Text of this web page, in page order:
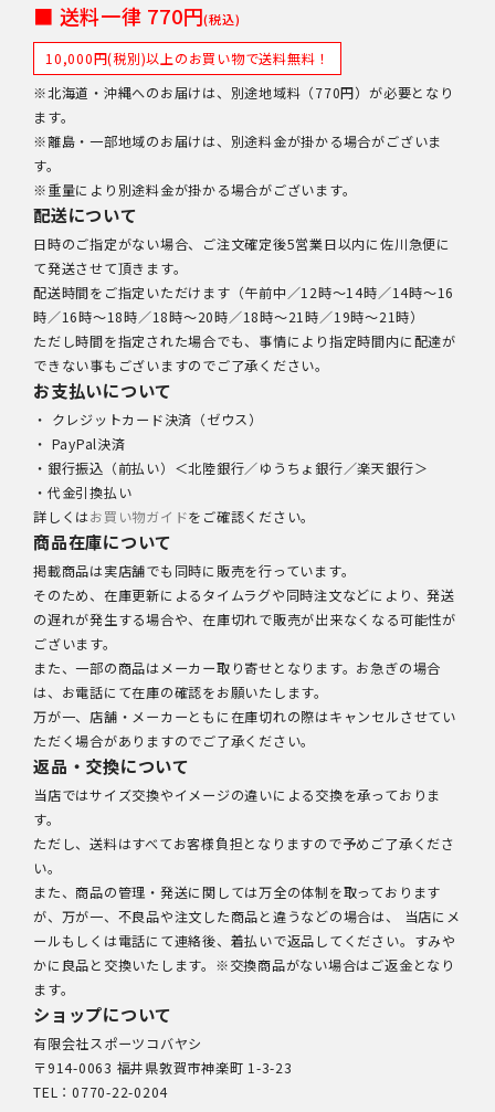
■ 送料一律 770円(税込)
10,000円(税別)以上のお買い物で送料無料！
※北海道・沖縄へのお届けは、別途地域料（770円）が必要となり
ます。
※離島・一部地域のお届けは、別途料金が掛かる場合がございま
す。
※重量により別途料金が掛かる場合がございます。
配送について
日時のご指定がない場合、ご注文確定後5営業日以内に佐川急便に
て発送させて頂きます。
配送時間をご指定いただけます（午前中／12時～14時／14時～16
時／16時～18時／18時～20時／18時～21時／19時～21時）
ただし時間を指定された場合でも、事情により指定時間内に配達が
できない事もございますのでご了承ください。
お支払いについて
・ クレジットカード決済（ゼウス）
・ PayPal決済
・銀行振込（前払い）＜北陸銀行／ゆうちょ銀行／楽天銀行＞
・代金引換払い
詳しくはお買い物ガイドをご確認ください。
商品在庫について
掲載商品は実店舗でも同時に販売を行っています。
そのため、在庫更新によるタイムラグや同時注文などにより、発送
の遅れが発生する場合や、在庫切れで販売が出来なくなる可能性が
ございます。
また、一部の商品はメーカー取り寄せとなります。お急ぎの場合
は、お電話にて在庫の確認をお願いたします。
万が一、店舗・メーカーともに在庫切れの際はキャンセルさせてい
ただく場合がありますのでご了承ください。
返品・交換について
当店ではサイズ交換やイメージの違いによる交換を承っておりま
す。
ただし、送料はすべてお客様負担となりますので予めご了承くださ
い。
また、商品の管理・発送に関しては万全の体制を取っております
が、万が一、不良品や注文した商品と違うなどの場合は、 当店にメ
ールもしくは電話にて連絡後、着払いで返品してください。すみや
かに良品と交換いたします。※交換商品がない場合はご返金となり
ます。
ショップについて
有限会社スポーツコバヤシ
〒914-0063 福井県敦賀市神楽町 1-3-23
TEL：0770-22-0204